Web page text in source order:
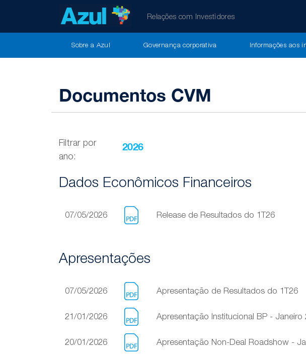
Relações com Investidores
Sobre a Azul Governança corporativa Informações aos
Documentos CVM
Filtrar por
ano:
Dados Econômicos Financeiros
07/05/2026 Release de Resultados do 1T26
Apresentações
07/05/2026 Apresentação de Resultados do 1T26
21/01/2026 Apresentação Institucional BP - Janeiro
20/01/2026 Apresentação Non-Deal Roadshow -